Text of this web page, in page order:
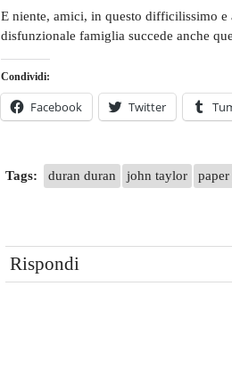
E niente, amici, in questo difficilissimo e
disfunzionale famiglia succede anche
Condividi:
Facebook Twitter
Tags: duran duran john taylor
Rispondi